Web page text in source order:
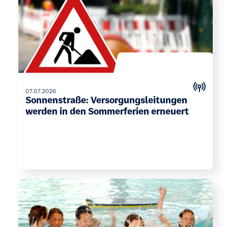
07.07.2026
Sonnenstraße: Versorgungsleitungen
werden in den Sommerferien erneuert